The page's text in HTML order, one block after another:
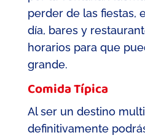
perder de las fiestas,
día, bares y
horarios para que
grande.
Comida Típica
Al ser un destino
definitivamente